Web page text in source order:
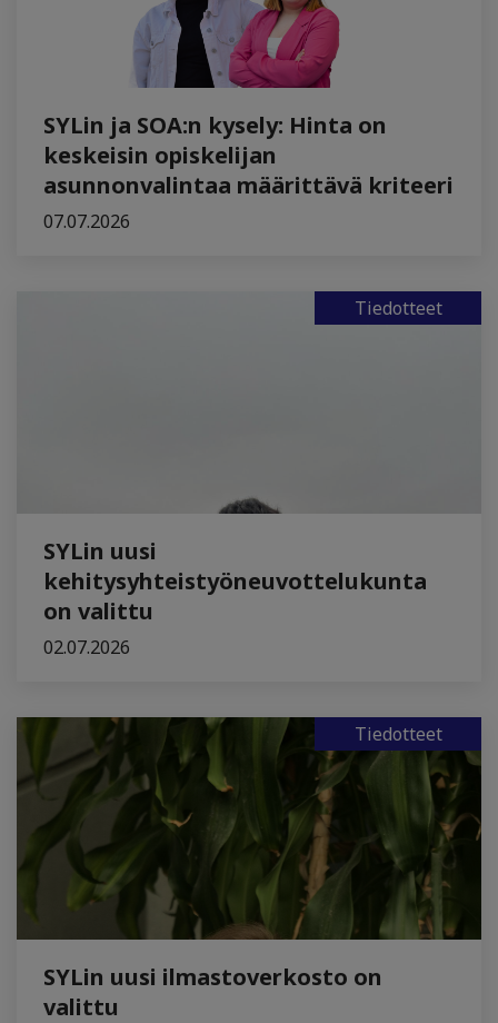
SYLin ja SOA:n kysely: Hinta on
keskeisin opiskelijan
asunnonvalintaa määrittävä kriteeri
07.07.2026
Tiedotteet
SYLin uusi
kehitysyhteistyöneuvottelukunta
on valittu
02.07.2026
Tiedotteet
SYLin uusi ilmastoverkosto on
valittu